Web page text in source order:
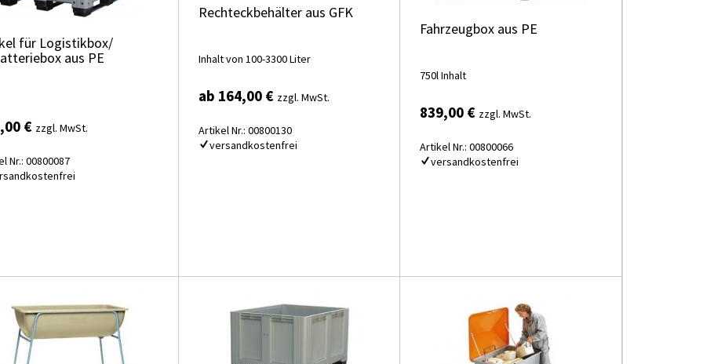
für Logistikbox/
aus PE
€ zzgl. MwSt.
Nr.: 00800087
Rechteckbehälter aus GFK
Inhalt von 100-3300 Liter
ab 164,00 € zzgl. MwSt.
Artikel Nr.: 00800130
versandkostenfrei
Fahrzeugbox aus PE
750l Inhalt
839,00 € zzgl. MwSt.
Artikel Nr.: 00800066
versandkostenfrei